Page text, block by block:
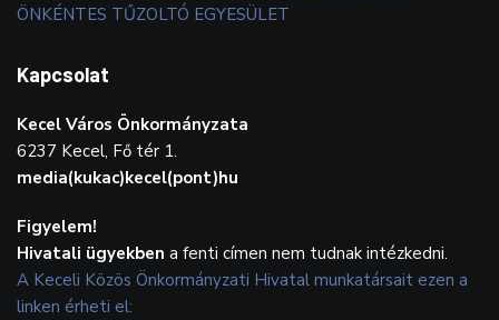
ÖNKÉNTES TŰZOLTÓ EGYESÜLET
Kapcsolat
Kecel Város Önkormányzata
6237 Kecel, Fő tér 1.
media(kukac)kecel(pont)hu
Figyelem!
Hivatali ügyekben a fenti címen nem tudnak intézkedni.
A Keceli Közös Önkormányzati Hivatal munkatársait ezen a
linken érheti el: